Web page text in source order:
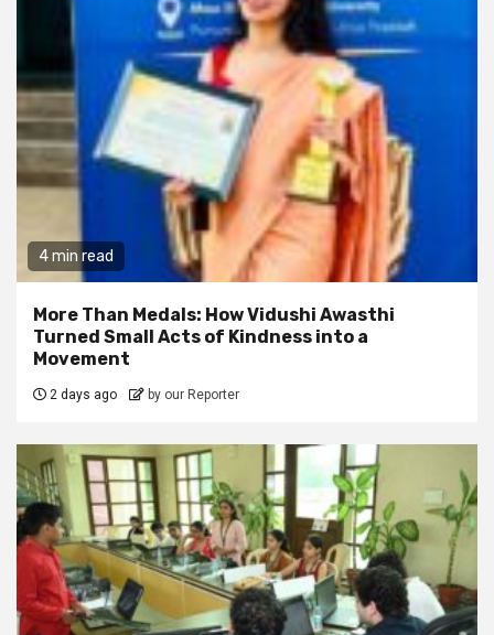
4 min read
More Than Medals: How Vidushi Awasthi
Turned Small Acts of Kindness into a
Movement
2 days ago by our Reporter